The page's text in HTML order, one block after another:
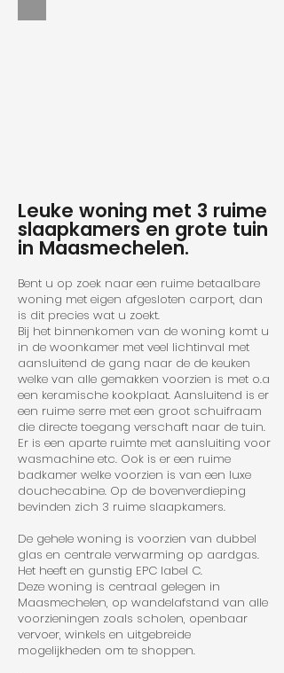
Leuke woning met 3 ruime
slaapkamers en grote tuin
in Maasmechelen.
Bent u op zoek naar een ruime betaalbare
woning met eigen afgesloten carport, dan
is dit precies wat u zoekt.
Bij het binnenkomen van de woning komt u
in de woonkamer met veel lichtinval met
aansluitend de gang naar de de keuken
welke van alle gemakken voorzien is met o.a
een keramische kookplaat. Aansluitend is er
een ruime serre met een groot schuifraam
die directe toegang verschaft naar de tuin.
Er is een aparte ruimte met aansluiting voor
wasmachine etc. Ook is er een ruime
badkamer welke voorzien is van een luxe
douchecabine. Op de bovenverdieping
bevinden zich 3 ruime slaapkamers.
De gehele woning is voorzien van dubbel
glas en centrale verwarming op aardgas.
Het heeft en gunstig EPC label C.
Deze woning is centraal gelegen in
Maasmechelen, op wandelafstand van alle
voorzieningen zoals scholen, openbaar
vervoer, winkels en uitgebreide
mogelijkheden om te shoppen.